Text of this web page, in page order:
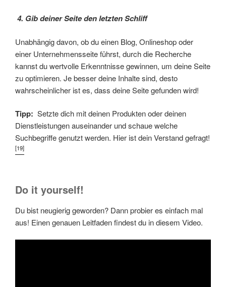
4. Gib deiner Seite den letzten Schliff
Unabhängig davon, ob du einen Blog, Onlineshop oder
einer Unternehmensseite führst, durch die Recherche
kannst du wertvolle Erkenntnisse gewinnen, um deine Seite
zu optimieren. Je besser deine Inhalte sind, desto
wahrscheinlicher ist es, dass deine Seite gefunden wird!
Tipp: Setzte dich mit deinen Produkten oder deinen
Dienstleistungen auseinander und schaue welche
Suchbegriffe genutzt werden. Hier ist dein Verstand gefragt!
[19]
Do it yourself!
Du bist neugierig geworden? Dann probier es einfach mal
aus! Einen genauen Leitfaden findest du in diesem Video.